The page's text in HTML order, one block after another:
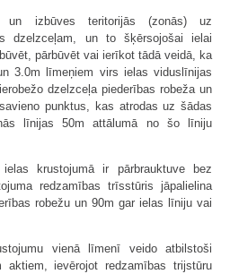
un izbūves teritorijās (zonās) uz
dzelzceļam, un to šķērsojošai ielai
pārbūvēt vai ierīkot tādā veidā, ka
3.0m līmeņiem virs ielas viduslīnijas
dzelzceļa piederības robeža un
punktus, kas atrodas uz šādas
līnijas 50m attālumā no šo līniju
krustojumā ir pārbrauktuve bez
redzamības trīsstūris jāpalielina
robežu un 90m gar ielas līniju vai
vienā līmenī veido atbilstoši
aktiem, ievērojot redzamības trijstūru